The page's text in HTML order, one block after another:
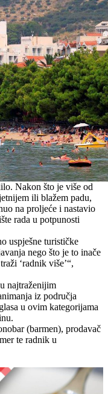
Nakon što je više od
ili blažem padu,
na proljeće i nastavio
rada u potpunosti
uspješne turističke
nego što je to inače
‘radnik više’“,
najtraženijim
iz područja
u ovim kategorijama
(barmen), prodavač
te radnik u